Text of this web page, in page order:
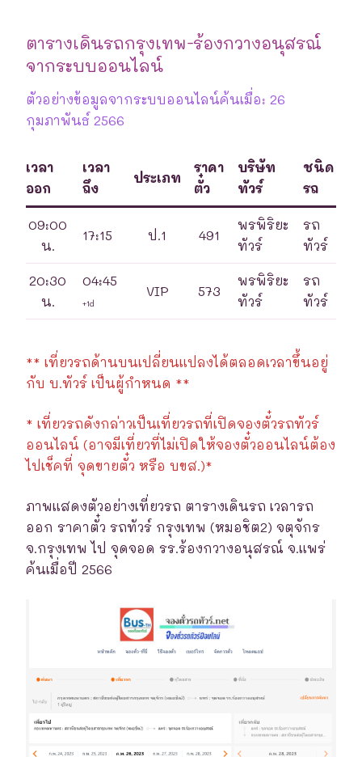
ตารางเดินรถกรุงเทพ-ร้องกวางอนุสรณ์
จากระบบออนไลน์
ตัวอย่างข้อมูลจากระบบออนไลน์ค้นเมื่อ: 26
กุมภาพันธ์ 2566
เวลา
ออก
เวลา
ถึง
ประเภท
ราคา
ตั๋ว
บริษัท
ทัวร์
ชนิด
รถ
09:00
น.
17:15 ป.1 491
พรพิริยะ
ทัวร์
รถ
ทัวร์
20:30
น.
04:45
+1d
VIP 573
พรพิริยะ
ทัวร์
รถ
ทัวร์
** เที่ยวรถด้านบนเปลี่ยนแปลงได้ตลอดเวลาขึ้นอยู่
กับ บ.ทัวร์ เป็นผู้กำหนด **
* เที่ยวรถดังกล่าวเป็นเที่ยวรถที่เปิดจองตั๋วรถทัวร์
ออนไลน์ (อาจมีเที่ยวที่ไม่เปิดให้จองตั๋วออนไลน์ต้อง
ไปเช็คที่ จุดขายตั๋ว หรือ บขส.)*
ภาพแสดงตัวอย่างเที่ยวรถ ตารางเดินรถ เวลารถ
ออก ราคาตั๋ว รถทัวร์ กรุงเทพ (หมอชิต2) จตุจักร
จ.กรุงเทพ ไป จุดจอด รร.ร้องกวางอนุสรณ์ จ.แพร่
ค้นเมื่อปี 2566